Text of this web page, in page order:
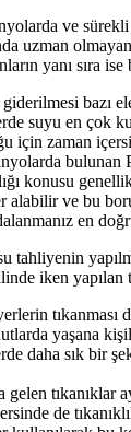
ve sürekli
uzman
yanı sıra
bazı
suyu en çok
için zaman
bulunan
konusu
alabilir ve bu
en
tahliyenin
iken yapılan
tıkanması
yaşana
daha sık bir
tıkanıklar
de